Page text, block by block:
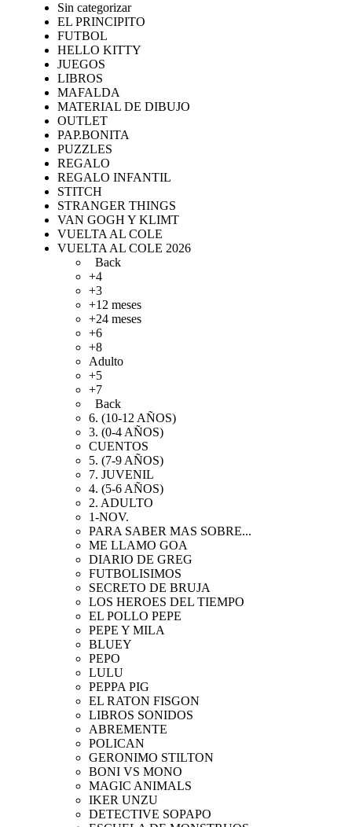
Sin categorizar
EL PRINCIPITO
FUTBOL
HELLO KITTY
JUEGOS
LIBROS
MAFALDA
MATERIAL DE DIBUJO
OUTLET
PAP.BONITA
PUZZLES
REGALO
REGALO INFANTIL
STITCH
STRANGER THINGS
VAN GOGH Y KLIMT
VUELTA AL COLE
VUELTA AL COLE 2026
Back
+4
+3
+12 meses
+24 meses
+6
+8
Adulto
+5
+7
Back
6. (10-12 AÑOS)
3. (0-4 AÑOS)
CUENTOS
5. (7-9 AÑOS)
7. JUVENIL
4. (5-6 AÑOS)
2. ADULTO
1-NOV.
PARA SABER MAS SOBRE...
ME LLAMO GOA
DIARIO DE GREG
FUTBOLISIMOS
SECRETO DE BRUJA
LOS HEROES DEL TIEMPO
EL POLLO PEPE
PEPE Y MILA
BLUEY
PEPO
LULU
PEPPA PIG
EL RATON FISGON
LIBROS SONIDOS
ABREMENTE
POLICAN
GERONIMO STILTON
BONI VS MONO
MAGIC ANIMALS
IKER UNZU
DETECTIVE SOPAPO